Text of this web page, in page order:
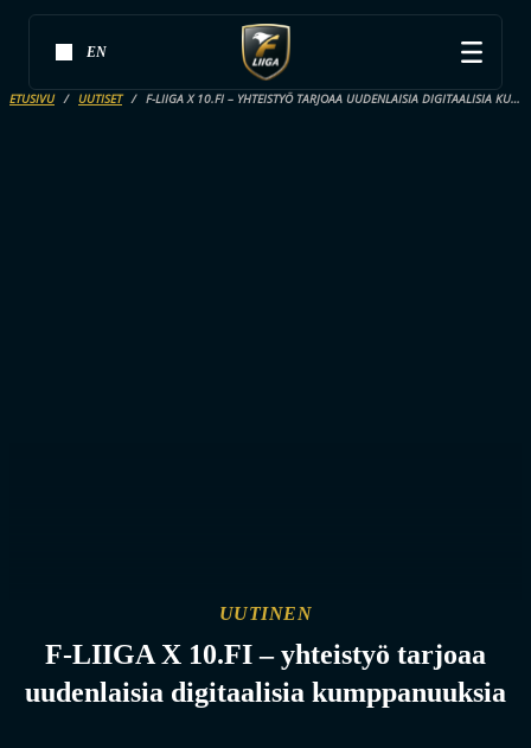
EN
ETUSIVU UUTISET F-LIIGA X 10.FI – YHTEISTYÖ TARJOAA UUDENLAISIA DIGITAALISIA KUMPPANUUKSIA
UUTINEN
F-LIIGA X 10.FI – yhteistyö tarjoaa
uudenlaisia digitaalisia kumppanuuksia